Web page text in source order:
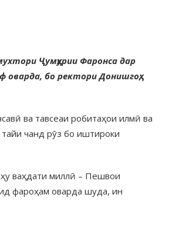
Ҷумҳурии Фаронса дар
оварда, бо ректори Донишгоҳ,
ва тавсеаи робитаҳои илмӣ ва
чанд рӯз бо иштироки
ваҳдати миллӣ – Пешвои
фароҳам оварда шуда, ин